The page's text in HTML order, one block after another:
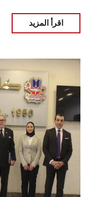
اقرأ المزيد